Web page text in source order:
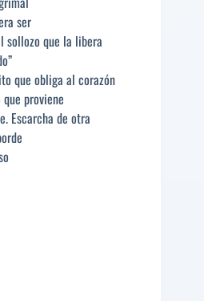
ser
sollozo que la libera
que obliga al corazón
proviene
Escarcha de otra